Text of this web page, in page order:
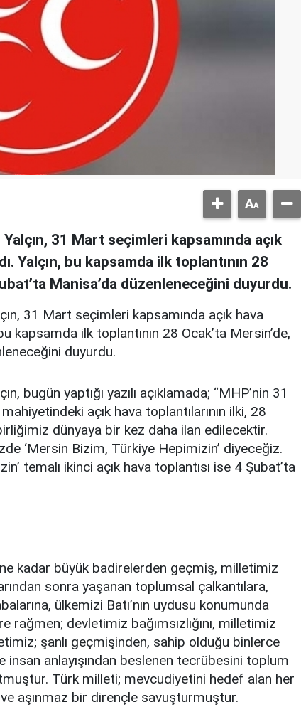
Yalçın, 31 Mart seçimleri kapsamında açık
Yalçın, bu kapsamda ilk toplantının 28
Manisa’da düzenleneceğini duyurdu.
31 Mart seçimleri kapsamında açık hava
kapsamda ilk toplantının 28 Ocak’ta Mersin’de,
duyurdu.
bugün yaptığı yazılı açıklamada; “MHP’nin 31
açık hava toplantılarının ilki, 28
dünyaya bir kez daha ilan edilecektir.
‘Mersin Bizim, Türkiye Hepimizin’ diyeceğiz.
temalı ikinci açık hava toplantısı ise 4 Şubat’ta
kadar büyük badirelerden geçmiş, milletimiz
sonra yaşanan toplumsal çalkantılara,
ülkemizi Batı’nın uydusu konumunda
devletimiz bağımsızlığını, milletimiz
şanlı geçmişinden, sahip olduğu binlerce
insan anlayışından beslenen tecrübesini toplum
Türk milleti; mevcudiyetini hedef alan her
aşınmaz bir dirençle savuşturmuştur.